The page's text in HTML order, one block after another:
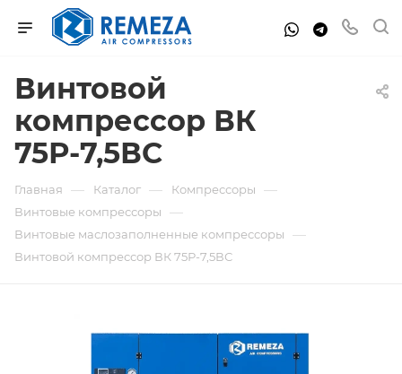
Винтовой
компрессор ВК
75Р-7,5ВС
Главная — Каталог — Компрессоры —
Винтовые компрессоры —
Винтовые маслозаполненные компрессоры —
Винтовой компрессор ВК 75Р-7,5ВС